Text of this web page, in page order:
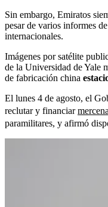
Sin embargo, Emiratos
pesar de varios informes
internacionales.
Imágenes por satélite
de la Universidad de Yale
de fabricación china
El lunes 4 de agosto, el
reclutar y financiar
paramilitares, y afirmó